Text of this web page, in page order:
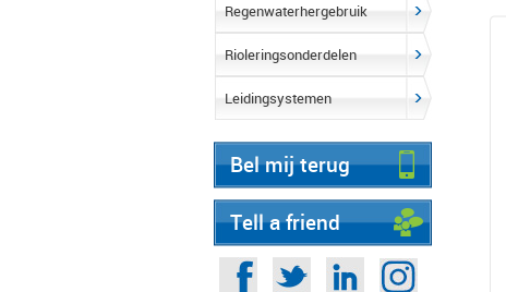
Regenwaterhergebruik
Rioleringsonderdelen
Leidingsystemen
Bel mij terug
Tell a friend